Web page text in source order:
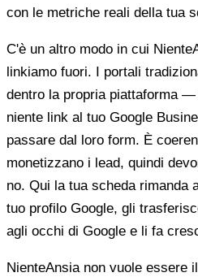
con le metriche reali della tua
C'è un altro modo in cui
linkiamo fuori. I portali
dentro la propria piattaforma
niente link al tuo Google
passare dal loro form. È
monetizzano i lead, quindi
no. Qui la tua scheda rimanda
tuo profilo Google, gli
agli occhi di Google e li fa
NienteAnsia non vuole essere